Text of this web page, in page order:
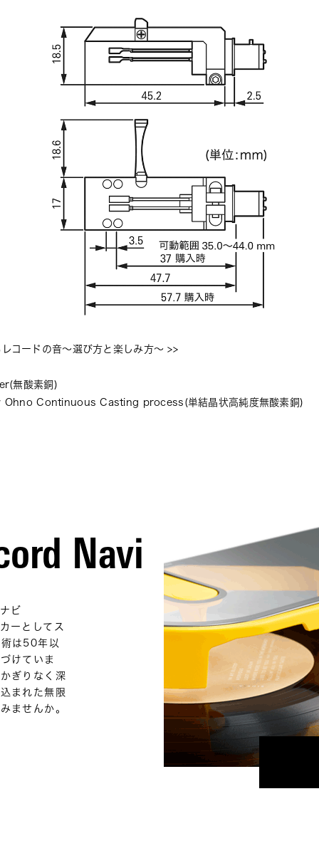
コードの音〜選び方と楽しみ方〜 >>
無酸素銅)
Continuous Casting process(単結晶状高純度無酸素銅)
Navi
ビ
ーとしてス
は50年以
けていま
ぎりなく深
まれた無限
ませんか。